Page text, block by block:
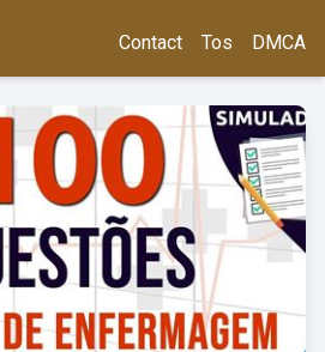
Contact Tos DMCA